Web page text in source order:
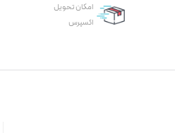
امکان تحویل
اکسپرس